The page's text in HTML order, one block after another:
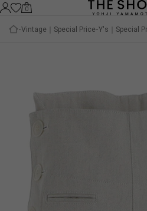
0
Vintage｜Special Price Y's｜Special